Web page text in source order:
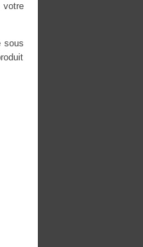
votre
sous